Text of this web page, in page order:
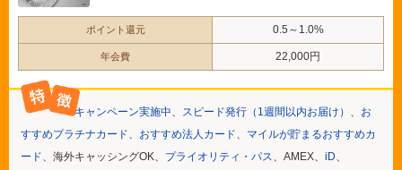
ポイント還元 0.5～1.0%
年会費 22,000円
キャンペーン実施中 スピード発行（1週間以内お届け）
お
すすめプラチナカード
おすすめ法人カード
マイルが貯まるおすすめカ
ード 、海外キャッシングOK、 プライオリティ・パス 、AMEX、 iD